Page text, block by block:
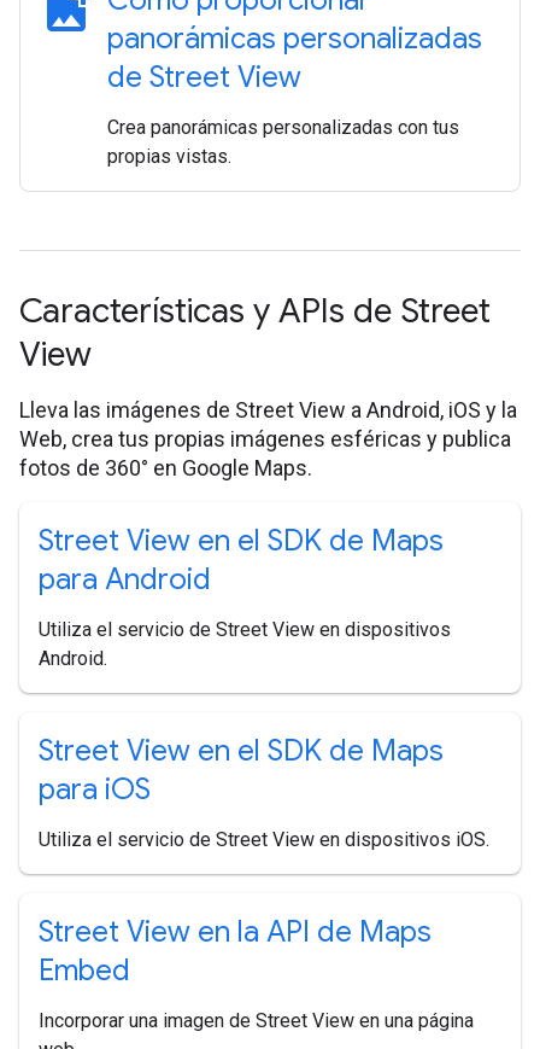
panorámicas personalizadas
de Street View
Crea panorámicas personalizadas con tus
propias vistas.
Características y APIs de Street
View
Lleva las imágenes de Street View a Android, iOS y la
Web, crea tus propias imágenes esféricas y publica
fotos de 360° en Google Maps.
Street View en el SDK de Maps
para Android
Utiliza el servicio de Street View en dispositivos
Android.
Street View en el SDK de Maps
para iOS
Utiliza el servicio de Street View en dispositivos iOS.
Street View en la API de Maps
Embed
Incorporar una imagen de Street View en una página